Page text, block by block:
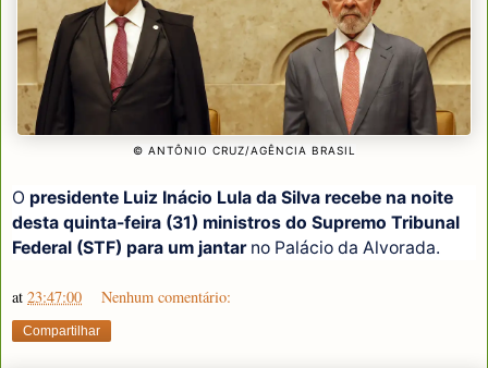
© ANTÔNIO CRUZ/AGÊNCIA BRASIL
O presidente Luiz Inácio Lula da Silva recebe na noite
desta quinta-feira (31) ministros do Supremo Tribunal
Federal (STF) para um jantar no Palácio da Alvorada.
at 23:47:00 Nenhum comentário:
Compartilhar